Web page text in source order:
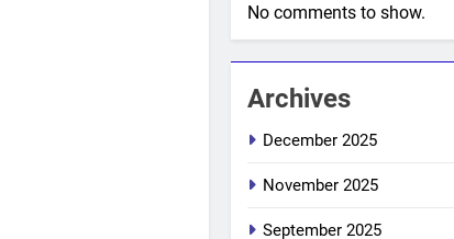
No comments to show.
Archives
December 2025
November 2025
September 2025